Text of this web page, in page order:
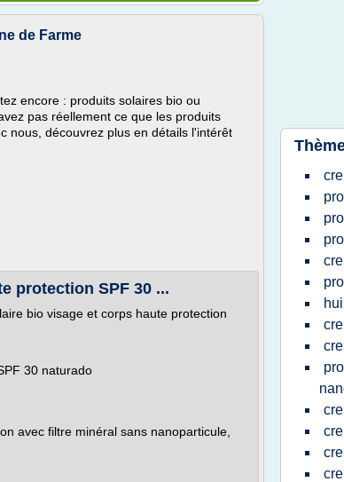
de Farme
encore : produits solaires bio ou
pas réellement ce que les produits
nous, découvrez plus en détails l'intérêt
protection SPF 30 ...
bio visage et corps haute protection
30 naturado
avec filtre minéral sans nanoparticule,